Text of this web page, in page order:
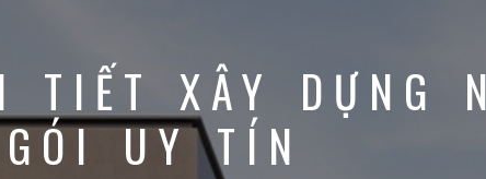
TIẾT XÂY DỰNG
UY TÍN